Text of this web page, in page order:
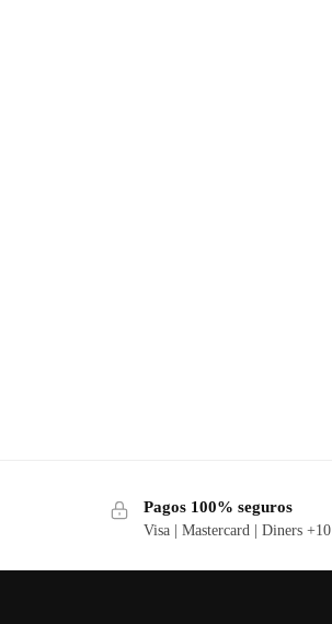
Pagos 100% seguros
Visa | Mastercard | Diners +10